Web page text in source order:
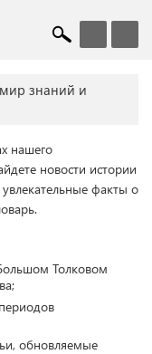
знаний и
нашего
новости истории
факты о
Толковом
обновляемые